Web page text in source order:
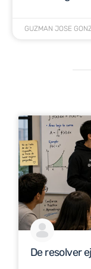
GUZMAN JOSE
De resolver